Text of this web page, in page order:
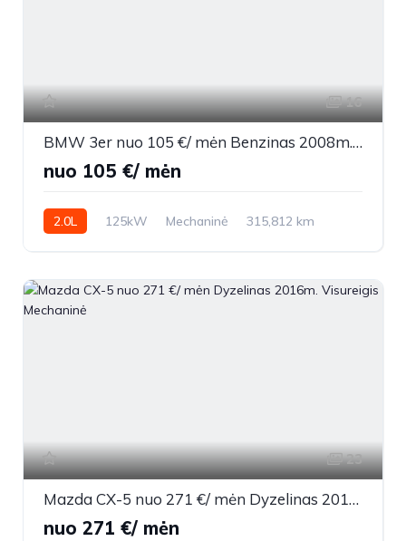
16
BMW 3er nuo 105 €/ mėn Benzinas 2008m. Universalas Mechaninė
nuo 105 €/ mėn
2.0L 125kW Mechaninė
315,812 km
23
Mazda CX-5 nuo 271 €/ mėn Dyzelinas 2016m. Visureigis Mechaninė
nuo 271 €/ mėn